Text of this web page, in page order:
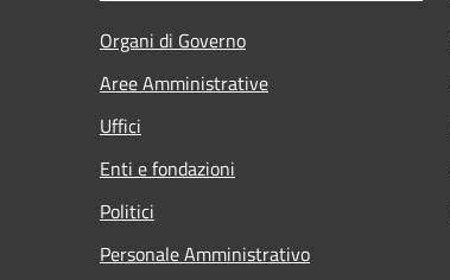
Organi di Governo
Aree Amministrative
Uffici
Enti e fondazioni
Politici
Personale Amministrativo